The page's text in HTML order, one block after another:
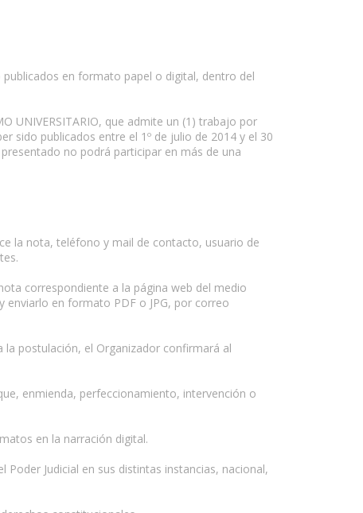
en formato papel o digital, dentro del
UNIVERSITARIO, que admite un (1) trabajo por
sido publicados entre el 1º de julio de 2014 y el 30
no podrá participar en más de una
la nota, teléfono y mail de contacto, usuario de
correspondiente a la página web del medio
en formato PDF o JPG, por correo
la postulación, el Organizador confirmará al
enmienda, perfeccionamiento, intervención o
en la narración digital.
Poder Judicial en sus distintas instancias, nacional,